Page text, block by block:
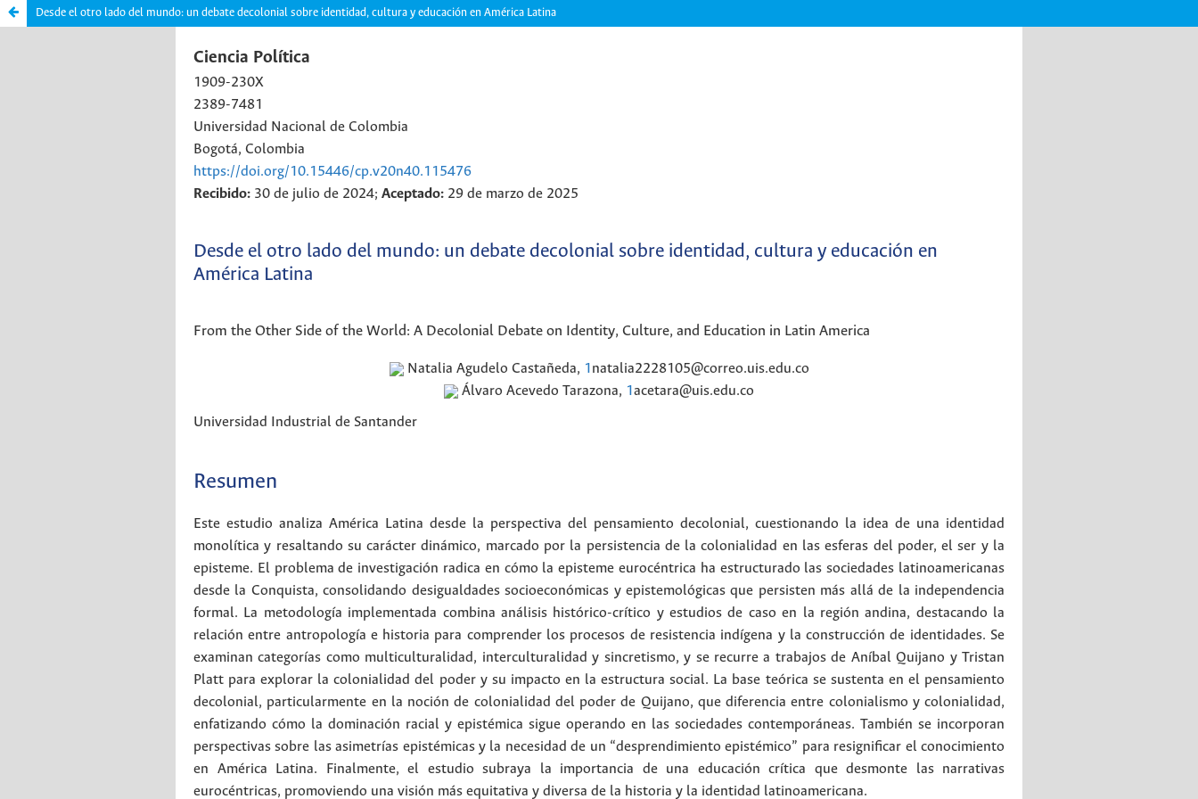
Desde el otro lado del mundo: un debate decolonial sobre identidad, cultura y educación en América Latina